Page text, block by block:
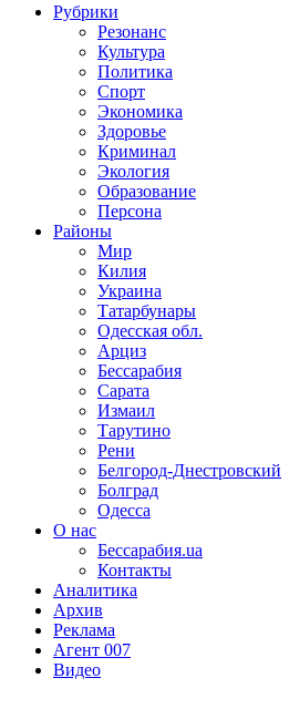
Рубрики
Резонанс
Культура
Политика
Спорт
Экономика
Здоровье
Криминал
Экология
Образование
Персона
Районы
Мир
Килия
Украина
Татарбунары
Одесская обл.
Арциз
Бессарабия
Сарата
Измаил
Тарутино
Рени
Белгород-Днестровский
Болград
Одесса
О нас
Бессарабия.ua
Контакты
Аналитика
Архив
Реклама
Агент 007
Видео